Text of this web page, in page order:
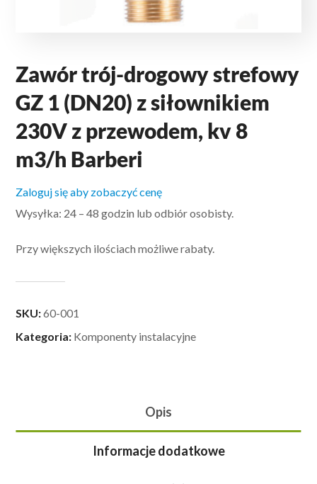
Zawór trój-drogowy strefowy
GZ 1 (DN20) z siłownikiem
230V z przewodem, kv 8
m3/h Barberi
Zaloguj się aby zobaczyć cenę
Wysyłka: 24 – 48 godzin lub odbiór osobisty.
Przy większych ilościach możliwe rabaty.
SKU:60-001
Kategoria: Komponenty instalacyjne
Opis
Informacje dodatkowe